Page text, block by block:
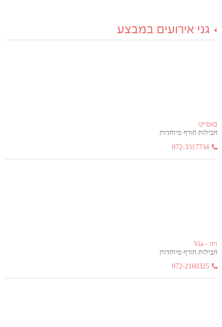
גני אירועים במבצע
באסיקו
חבילות חורף מיוחדות
072-3317734
ויה - Via
חבילות חורף מיוחדות
072-2160325